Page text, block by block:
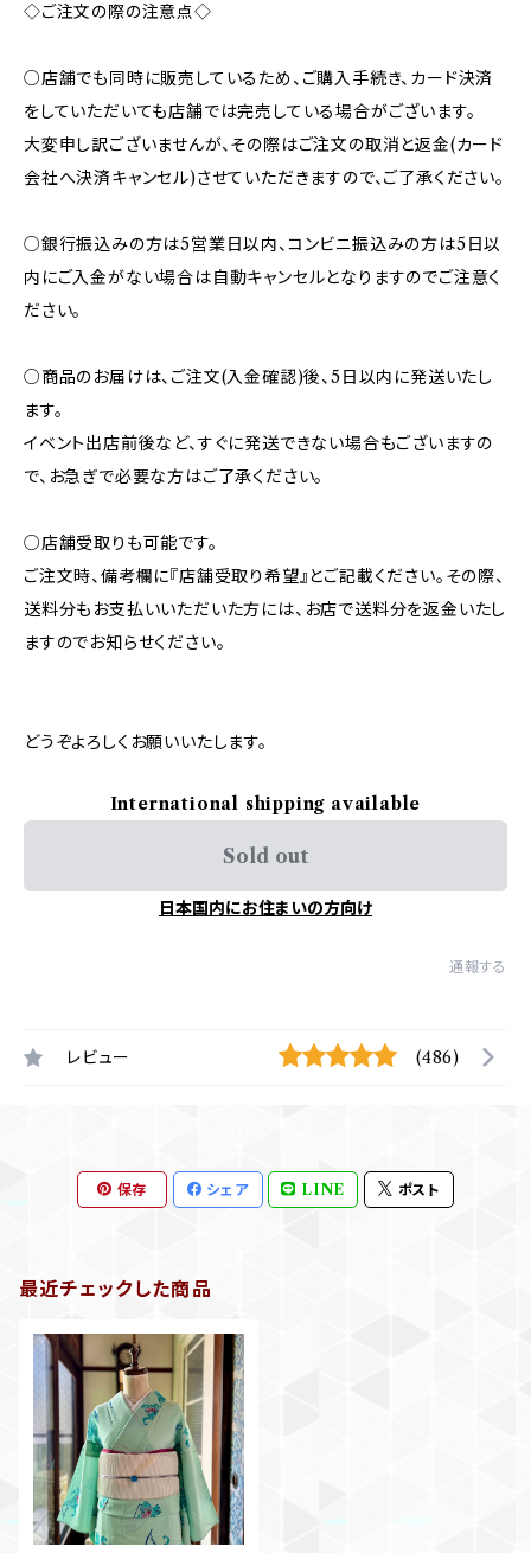
◇ご注文の際の注意点◇
○店舗でも同時に販売しているため、ご購入手続き、カード決済
をしていただいても店舗では完売している場合がございます。
大変申し訳ございませんが、その際はご注文の取消と返金(カード
会社へ決済キャンセル)させていただきますので、ご了承ください。
○銀行振込みの方は5営業日以内、コンビニ振込みの方は5日以
内にご入金がない場合は自動キャンセルとなりますのでご注意く
ださい。
○商品のお届けは、ご注文(入金確認)後、5日以内に発送いたし
ます。
イベント出店前後など、すぐに発送できない場合もございますの
で、お急ぎで必要な方はご了承ください。
○店舗受取りも可能です。
ご注文時、備考欄に『店舗受取り希望』とご記載ください。その際、
送料分もお支払いいただいた方には、お店で送料分を返金いたし
ますのでお知らせください。
どうぞよろしくお願いいたします。
International shipping available
Sold out
日本国内にお住まいの方向け
通報する
レビュー (486)
保存 シェア LINE ポスト
最近チェックした商品